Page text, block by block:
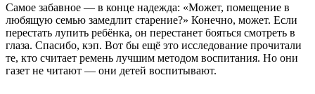
Самое забавное — в конце надежда: «Может, помещение в
любящую семью замедлит старение?» Конечно, может. Если
перестать лупить ребёнка, он перестанет бояться смотреть в
глаза. Спасибо, кэп. Вот бы ещё это исследование прочитали
те, кто считает ремень лучшим методом воспитания. Но они
газет не читают — они детей воспитывают.